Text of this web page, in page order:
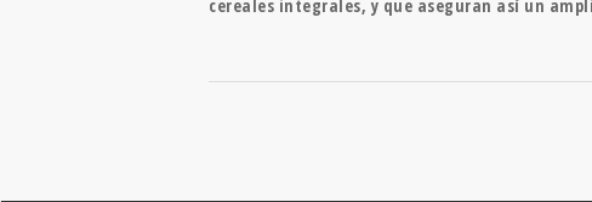
cereales integrales, y que aseguran así un